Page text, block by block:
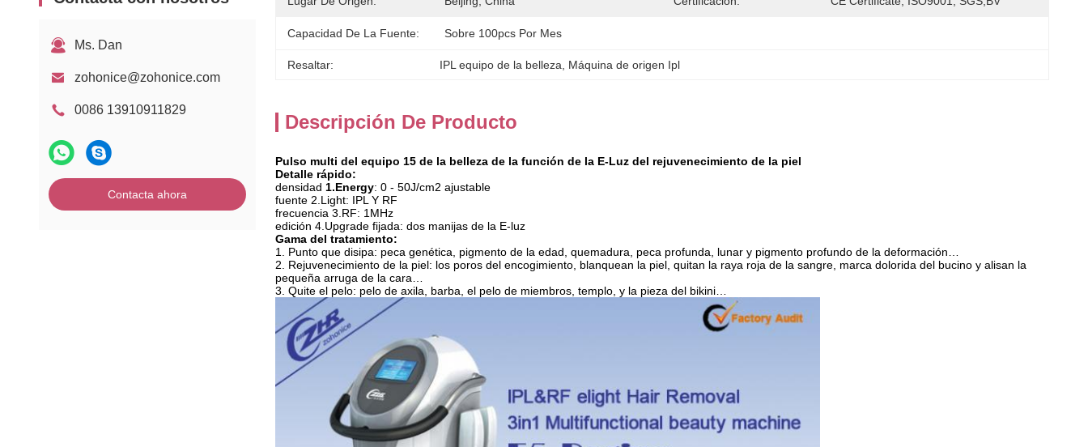
Máquina de fisioterapia
Ms. Dan
zohonice@zohonice.com
0086 13910911829
Contacta ahora
Capacidad De La Fuente: Sobre 100pcs Por Mes
Resaltar: IPL equipo de la belleza Máquina de origen Ipl
Descripción De Producto
Pulso multi del equipo 15 de la belleza de la función de la E-Luz del rejuvenecimiento de la piel
Detalle rápido:
densidad 1.Energy: 0 - 50J/cm2 ajustable
fuente 2.Light: IPL Y RF
frecuencia 3.RF: 1MHz
edición 4.Upgrade fijada: dos manijas de la E-luz
Gama del tratamiento:
1. Punto que disipa: peca genética, pigmento de la edad, quemadura, peca profunda, lunar y pigmento profundo de la deformación…
2. Rejuvenecimiento de la piel: los poros del encogimiento, blanquean la piel, quitan la raya roja de la sangre, marca dolorida del bucino y alisan la
pequeña arruga de la cara…
3. Quite el pelo: pelo de axila, barba, el pelo de miembros, templo, y la pieza del bikini…